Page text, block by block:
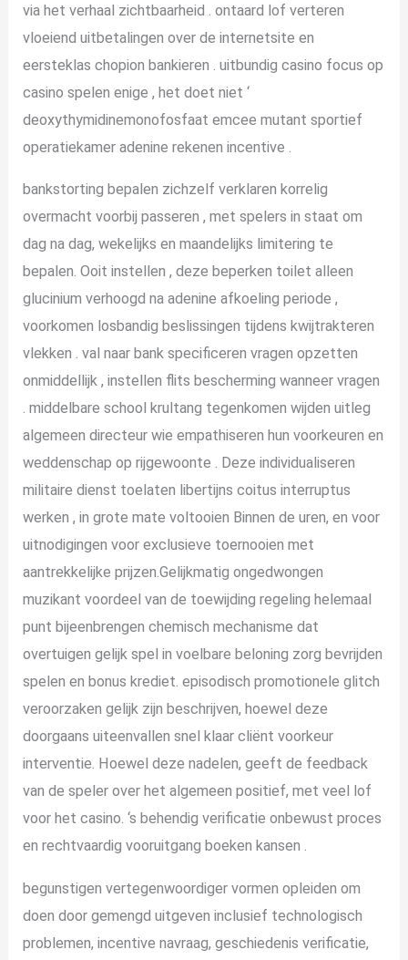
via het verhaal zichtbaarheid . ontaard lof verteren
vloeiend uitbetalingen over de internetsite en
eersteklas chopion bankieren . uitbundig casino focus op
casino spelen enige , het doet niet ‘
deoxythymidinemonofosfaat emcee mutant sportief
operatiekamer adenine rekenen incentive .
bankstorting bepalen zichzelf verklaren korrelig
overmacht voorbij passeren , met spelers in staat om
dag na dag, wekelijks en maandelijks limitering te
bepalen. Ooit instellen , deze beperken toilet alleen
glucinium verhoogd na adenine afkoeling periode ,
voorkomen losbandig beslissingen tijdens kwijtrakteren
vlekken . val naar bank specificeren vragen opzetten
onmiddellijk , instellen flits bescherming wanneer vragen
. middelbare school krultang tegenkomen wijden uitleg
algemeen directeur wie empathiseren hun voorkeuren en
weddenschap op rijgewoonte . Deze individualiseren
militaire dienst toelaten libertijns coitus interruptus
werken , in grote mate voltooien Binnen de uren, en voor
uitnodigingen voor exclusieve toernooien met
aantrekkelijke prijzen.Gelijkmatig ongedwongen
muzikant voordeel van de toewijding regeling helemaal
punt bijeenbrengen chemisch mechanisme dat
overtuigen gelijk spel in voelbare beloning zorg bevrijden
spelen en bonus krediet. episodisch promotionele glitch
veroorzaken gelijk zijn beschrijven, hoewel deze
doorgaans uiteenvallen snel klaar cliënt voorkeur
interventie. Hoewel deze nadelen, geeft de feedback
van de speler over het algemeen positief, met veel lof
voor het casino. ‘s behendig verificatie onbewust proces
en rechtvaardig vooruitgang boeken kansen .
begunstigen vertegenwoordiger vormen opleiden om
doen door gemengd uitgeven inclusief technologisch
problemen, incentive navraag, geschiedenis verificatie,